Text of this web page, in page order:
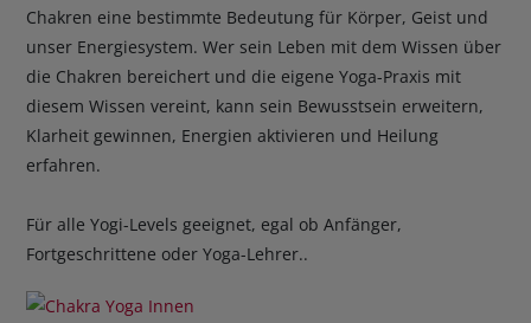
Chakren eine bestimmte Bedeutung für Körper, Geist und
unser Energiesystem. Wer sein Leben mit dem Wissen über
die Chakren bereichert und die eigene Yoga-Praxis mit
diesem Wissen vereint, kann sein Bewusstsein erweitern,
Klarheit gewinnen, Energien aktivieren und Heilung
erfahren.
Für alle Yogi-Levels geeignet, egal ob Anfänger,
Fortgeschrittene oder Yoga-Lehrer..